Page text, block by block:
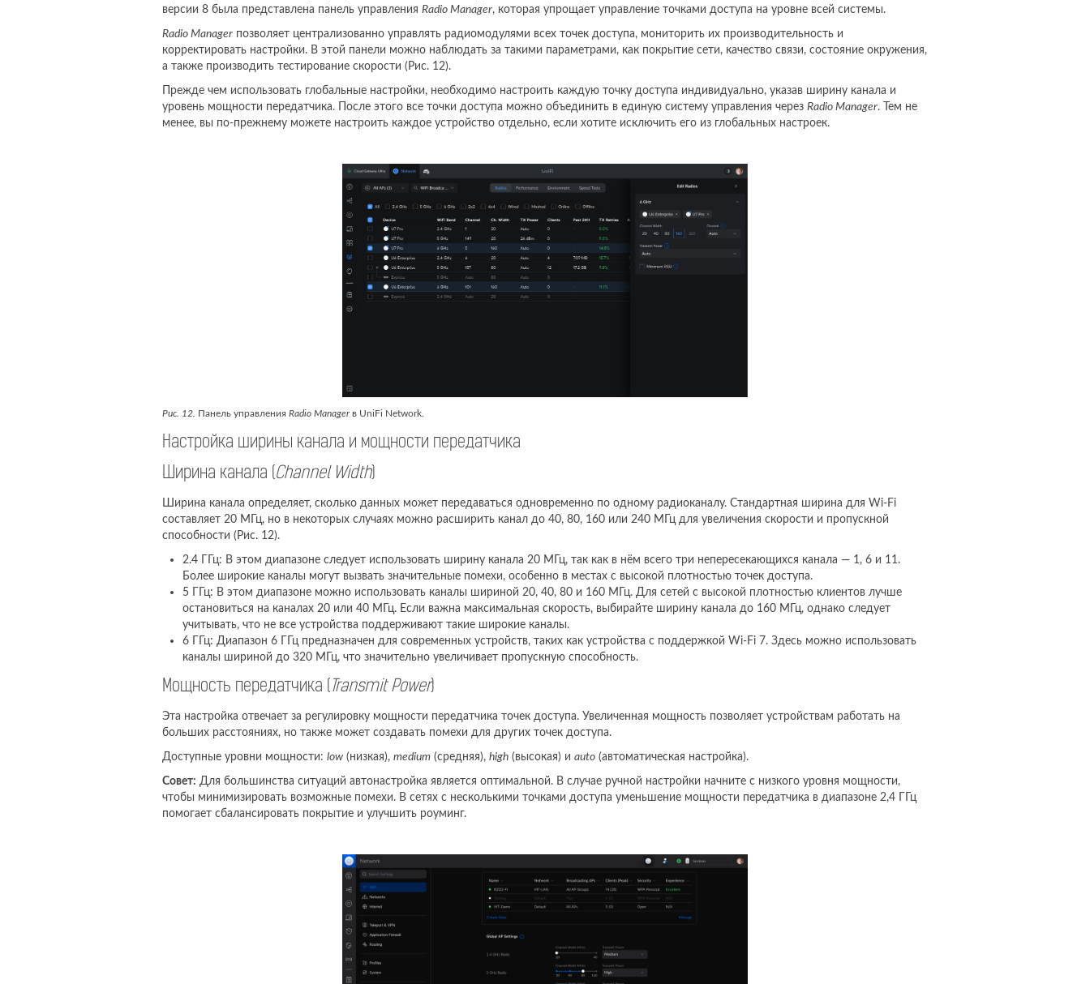
версии 8 была представлена панель управления Radio Manager, которая упрощает управление точками доступа на уровне всей системы.
Radio Managerпозволяет централизованно управлять радиомодулями всех точек доступа, мониторить их производительность и
корректировать настройки. В этой панели можно наблюдать за такими параметрами, как покрытие сети, качество связи, состояние окружения,
а также производить тестирование скорости (Рис. 12).
Прежде чем использовать глобальные настройки, необходимо настроить каждую точку доступа индивидуально, указав ширину канала и
уровень мощности передатчика. После этого все точки доступа можно объединить в единую систему управления через Radio Manager. Тем не
менее, вы по-прежнему можете настроить каждое устройство отдельно, если хотите исключить его из глобальных настроек.
Рис. 12. Панель управления Radio Managerв UniFi Network.
Настройка ширины канала и мощности передатчика
Ширина канала (Channel Width)
Ширина канала определяет, сколько данных может передаваться одновременно по одному радиоканалу. Стандартная ширина для Wi-Fi
составляет 20 МГц, но в некоторых случаях можно расширить канал до 40, 80, 160 или 240 МГц для увеличения скорости и пропускной
способности (Рис. 12).
2.4 ГГц: В этом диапазоне следует использовать ширину канала 20 МГц, так как в нём всего три непересекающихся канала — 1, 6 и 11.
Более широкие каналы могут вызвать значительные помехи, особенно в местах с высокой плотностью точек доступа.
5 ГГц: В этом диапазоне можно использовать каналы шириной 20, 40, 80 и 160 МГц. Для сетей с высокой плотностью клиентов лучше
остановиться на каналах 20 или 40 МГц. Если важна максимальная скорость, выбирайте ширину канала до 160 МГц, однако следует
учитывать, что не все устройства поддерживают такие широкие каналы.
6 ГГц: Диапазон 6 ГГц предназначен для современных устройств, таких как устройства с поддержкой Wi-Fi 7. Здесь можно использовать
каналы шириной до 320 МГц, что значительно увеличивает пропускную способность.
Мощность передатчика (Transmit Power)
Эта настройка отвечает за регулировку мощности передатчика точек доступа. Увеличенная мощность позволяет устройствам работать на
больших расстояниях, но также может создавать помехи для других точек доступа.
Доступные уровни мощности: low(низкая), medium(средняя), high(высокая) и auto(автоматическая настройка).
Совет: Для большинства ситуаций автонастройка является оптимальной. В случае ручной настройки начните с низкого уровня мощности,
чтобы минимизировать возможные помехи. В сетях с несколькими точками доступа уменьшение мощности передатчика в диапазоне 2,4 ГГц
помогает сбалансировать покрытие и улучшить роуминг.